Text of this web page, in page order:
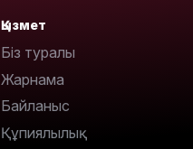
Қызмет
Біз туралы
Жарнама
Байланыс
Құпиялылық